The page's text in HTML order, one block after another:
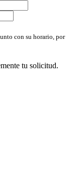
con su horario, por
tu solicitud.